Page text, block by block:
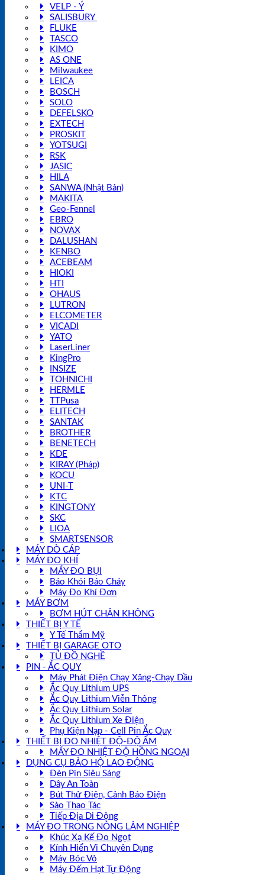
VELP - Ý
SALISBURY
FLUKE
TASCO
KIMO
AS ONE
Milwaukee
LEICA
BOSCH
SOLO
DEFELSKO
EXTECH
PROSKIT
YOTSUGI
RSK
JASIC
HILA
SANWA (Nhật Bản)
MAKITA
Geo-Fennel
EBRO
NOVAX
DALUSHAN
KENBO
ACEBEAM
HIOKI
HTI
OHAUS
LUTRON
ELCOMETER
VICADI
YATO
LaserLiner
KingPro
INSIZE
TOHNICHI
HERMLE
TTPusa
ELITECH
SANTAK
BROTHER
BENETECH
KDE
KIRAY (Pháp)
KOCU
UNI-T
KTC
KINGTONY
SKC
LIOA
SMARTSENSOR
MÁY DÒ CÁP
MÁY ĐO KHÍ
MÁY ĐO BỤI
Báo Khói Báo Cháy
Máy Đo Khí Đơn
MÁY BƠM
BƠM HÚT CHÂN KHÔNG
THIẾT BỊ Y TẾ
Y Tế Thẩm Mỹ
THIẾT BỊ GARAGE OTO
TỦ ĐỒ NGHỀ
PIN - ẮC QUY
Máy Phát Điện Chạy Xăng-Chạy Dầu
Ắc Quy Lithium UPS
Ắc Quy Lithium Viễn Thông
Ắc Quy Lithium Solar
Ắc Quy Lithium Xe Điện
Phụ Kiện Nạp - Cell Pin Ắc Quy
THIẾT BỊ ĐO NHIỆT ĐỘ-ĐỘ ẨM
MÁY ĐO NHIỆT ĐỘ HỒNG NGOẠI
DỤNG CỤ BẢO HỘ LAO ĐỘNG
Đèn Pin Siêu Sáng
Dây An Toàn
Bút Thử Điện, Cảnh Báo Điện
Sào Thao Tác
Tiếp Địa Di Động
MÁY ĐO TRONG NÔNG LÂM NGHIỆP
Khúc Xạ Kế Đo Ngọt
Kính Hiển Vi Chuyên Dụng
Máy Bóc Vỏ
Máy Đếm Hạt Tự Động